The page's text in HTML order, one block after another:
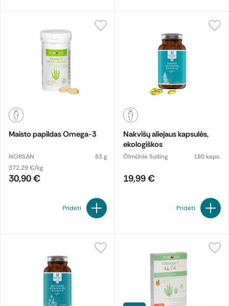
Maisto papildas Omega-3
NORSAN
83 g
372.29 €/kg
30,90 €
Pridėti
Nakvišų aliejaus kapsulės,
ekologiškos
Ölmühle Solling 180 kaps.
19,99 €
Pridėti